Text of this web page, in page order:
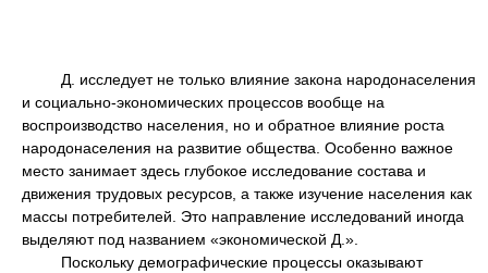
Д. исследует не только влияние закона народонаселения
и социально-экономических процессов вообще на
воспроизводство населения, но и обратное влияние роста
народонаселения на развитие общества. Особенно важное
место занимает здесь глубокое исследование состава и
движения трудовых ресурсов, а также изучение населения как
массы потребителей. Это направление исследований иногда
выделяют под названием «экономической Д.».
Поскольку демографические процессы оказывают